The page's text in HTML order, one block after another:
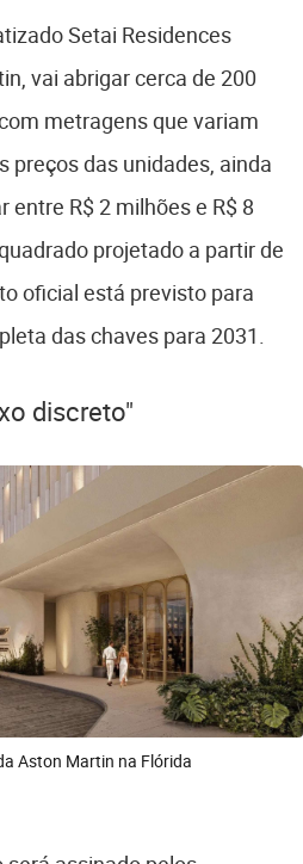
Setai Residences
vai abrigar cerca de 200
metragens que variam
preços das unidades, ainda
R$ 2 milhões e R$ 8
projetado a partir de
oficial está previsto para
das chaves para 2031.
discreto"
Aston Martin na Flórida